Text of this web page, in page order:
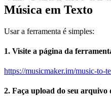
Música em Texto
Usar a ferramenta é simples:
1. Visite a página da
https://musicmaker.im/music-to-
2. Faça upload do seu arquivo